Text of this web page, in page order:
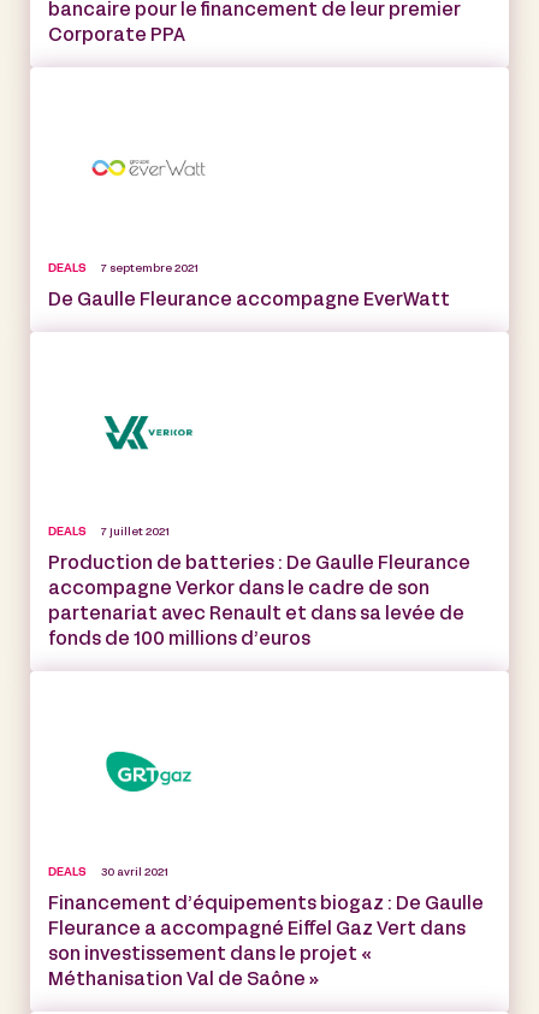
bancaire pour le financement de leur premier
Corporate PPA
DEALS 7 septembre 2021
De Gaulle Fleurance accompagne EverWatt
DEALS 7 juillet 2021
Production de batteries : De Gaulle Fleurance
accompagne Verkor dans le cadre de son
partenariat avec Renault et dans sa levée de
fonds de 100 millions d’euros
DEALS 30 avril 2021
Financement d’équipements biogaz : De Gaulle
Fleurance a accompagné Eiffel Gaz Vert dans
son investissement dans le projet «
Méthanisation Val de Saône »